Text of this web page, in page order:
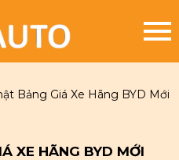
Bảng Giá Xe Hãng BYD Mới
XE HÃNG BYD MỚI